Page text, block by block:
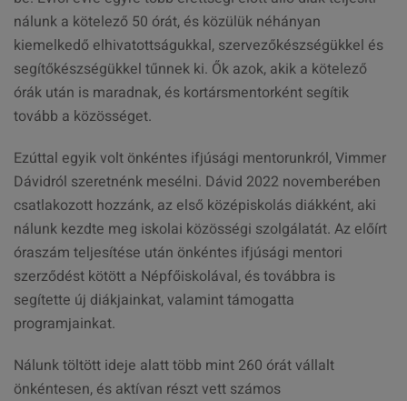
nálunk a kötelező 50 órát, és közülük néhányan
kiemelkedő elhivatottságukkal, szervezőkészségükkel és
segítőkészségükkel tűnnek ki. Ők azok, akik a kötelező
órák után is maradnak, és kortársmentorként segítik
tovább a közösséget.
Ezúttal egyik volt önkéntes ifjúsági mentorunkról, Vimmer
Dávidról szeretnénk mesélni. Dávid 2022 novemberében
csatlakozott hozzánk, az első középiskolás diákként, aki
nálunk kezdte meg iskolai közösségi szolgálatát. Az előírt
óraszám teljesítése után önkéntes ifjúsági mentori
szerződést kötött a Népfőiskolával, és továbbra is
segítette új diákjainkat, valamint támogatta
programjainkat.
Nálunk töltött ideje alatt több mint 260 órát vállalt
önkéntesen, és aktívan részt vett számos